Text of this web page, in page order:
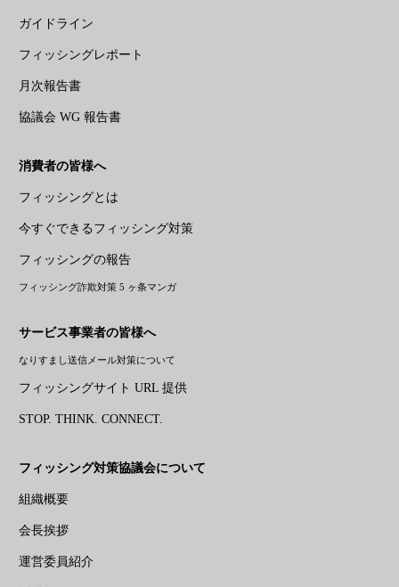
ガイドライン
フィッシングレポート
月次報告書
協議会 WG 報告書
消費者の皆様へ
フィッシングとは
今すぐできるフィッシング対策
フィッシングの報告
フィッシング詐欺対策 5 ヶ条マンガ
サービス事業者の皆様へ
なりすまし送信メール対策について
フィッシングサイト URL 提供
STOP. THINK. CONNECT.
フィッシング対策協議会について
組織概要
会長挨拶
運営委員紹介